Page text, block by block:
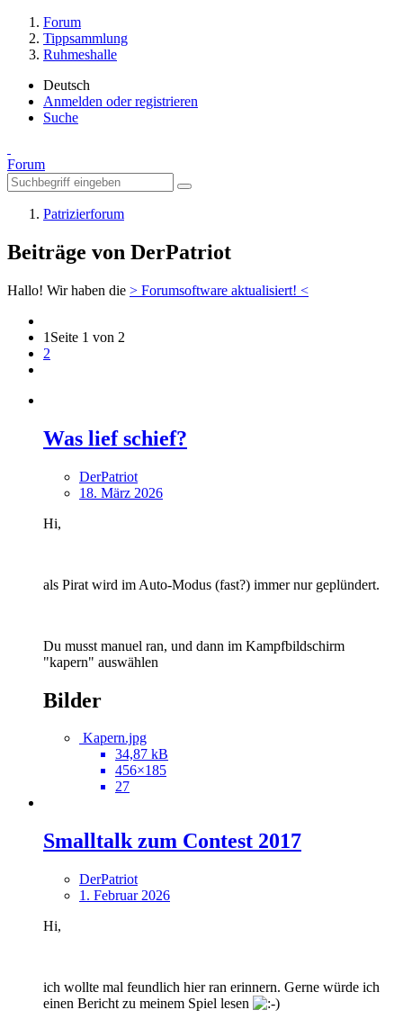
Forum
Tippsammlung
Ruhmeshalle
Deutsch
Anmelden oder registrieren
Suche
Forum
Patrizierforum
Beiträge von DerPatriot
Hallo! Wir haben die > Forumsoftware aktualisiert! <
1 Seite 1 von 2
2
Was lief schief?
DerPatriot
18. März 2026
Hi,
als Pirat wird im Auto-Modus (fast?) immer nur geplündert.
Du musst manuel ran, und dann im Kampfbildschirm
"kapern" auswählen
Bilder
Kapern.jpg
34,87 kB
456×185
27
Smalltalk zum Contest 2017
DerPatriot
1. Februar 2026
Hi,
ich wollte mal feundlich hier ran erinnern. Gerne würde ich
einen Bericht zu meinem Spiel lesen